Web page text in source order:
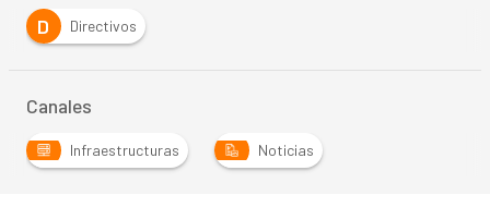
D
Directivos
Canales
Infraestructuras Noticias